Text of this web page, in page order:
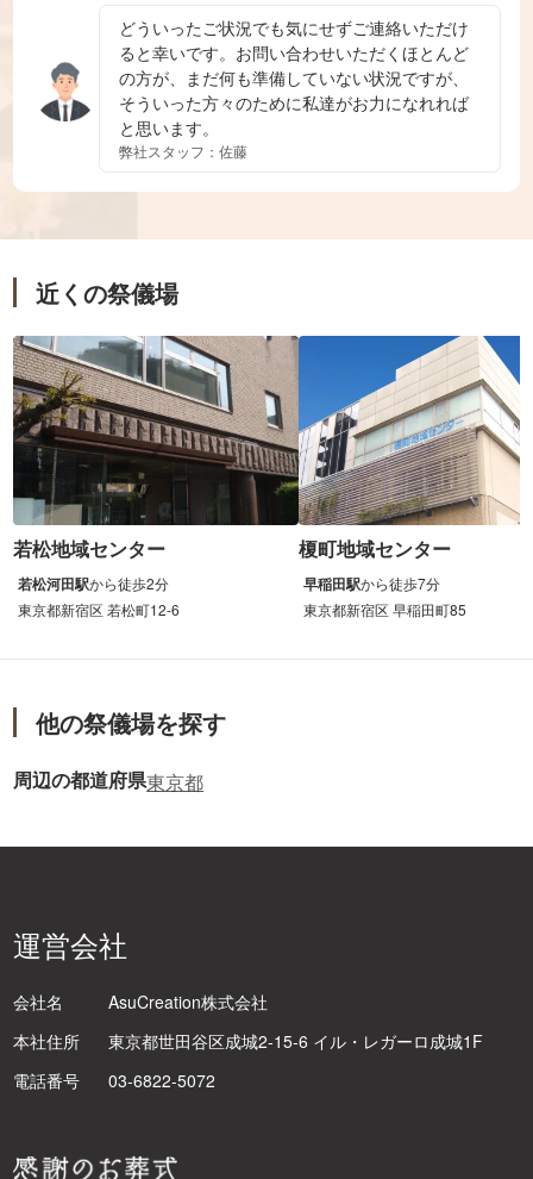
どういったご状況でも気にせずご連絡いただけ
ると幸いです。お問い合わせいただくほとんど
の方が、まだ何も準備していない状況ですが、
そういった方々のために私達がお力になれれば
と思います。
弊社スタッフ：佐藤
近くの祭儀場
若松地域センター
若松河田駅から徒歩2分
東京都新宿区 若松町12-6
榎町地域センター
早稲田駅から徒歩7分
東京都新宿区 早稲田町85
他の祭儀場を探す
周辺の都道府県東京都
運営会社
会社名
AsuCreation株式会社
本社住所
東京都世田谷区成城2-15-6 イル・レガーロ成城1F
電話番号
03-6822-5072